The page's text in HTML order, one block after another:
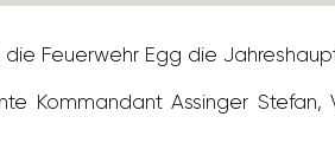
Feuer­wehr Egg die
Komman­dant Assinger